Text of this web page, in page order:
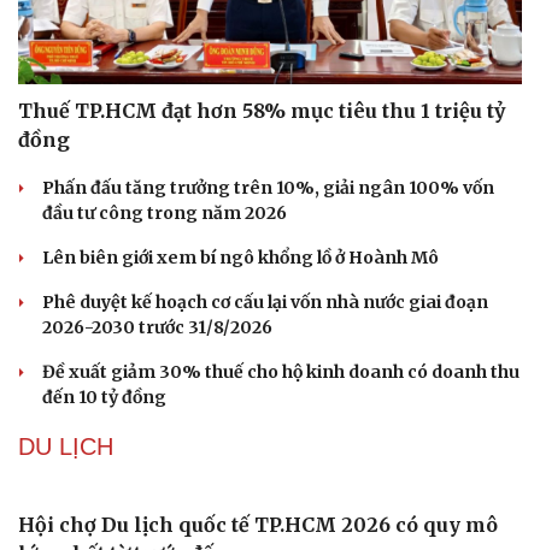
Văn hóa
Sân khấu - Điện ảnh
Văn học
Âm nhạc
Di sản
Giải trí
Nghệ sĩ
Thời trang
KINH TẾ
Thuế TP.HCM đạt hơn 58% mục tiêu thu 1 triệu tỷ
đồng
Phấn đấu tăng trưởng trên 10%, giải ngân 100% vốn
Lên biên giới xem bí ngô khổng lồ ở Hoành Mô